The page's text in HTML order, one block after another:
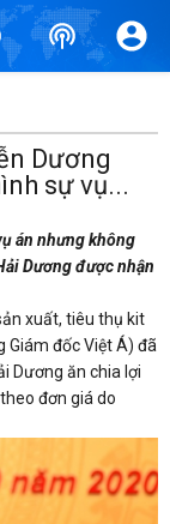
Dương
sự vụ...
án nhưng không
Dương được nhận
xuất, tiêu thụ kit
Giám đốc Việt Á) đã
Dương ăn chia lợi
đơn giá do